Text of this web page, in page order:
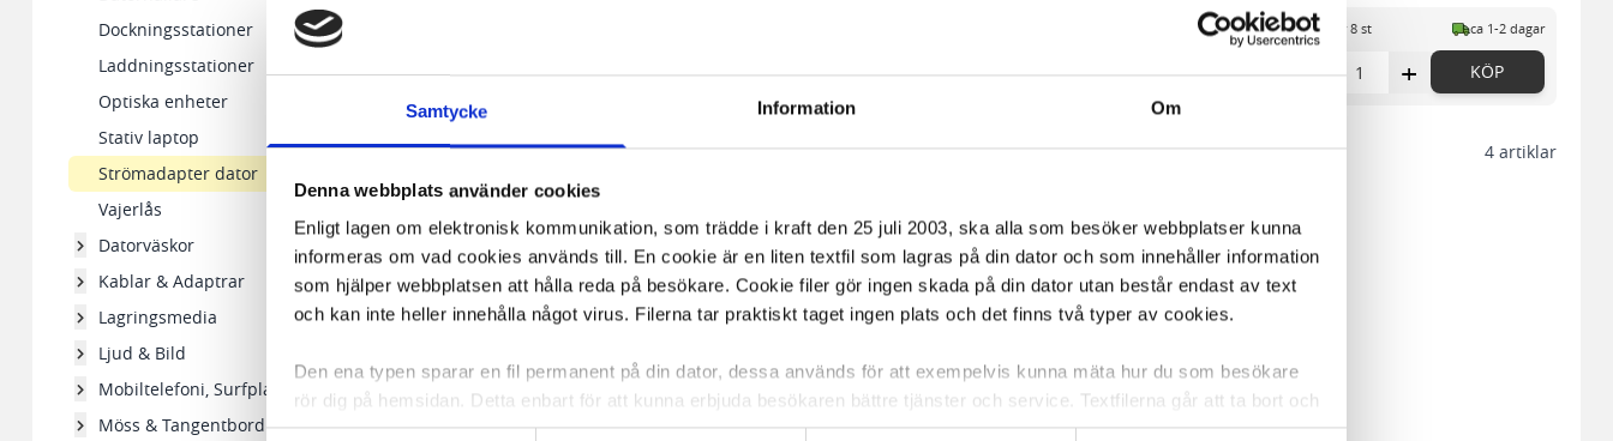
Samtycke Information Om
Denna webbplats använder cookies
Enligt lagen om elektronisk kommunikation, som trädde i kraft den 25 juli 2003, ska alla som besöker webbplatser kunna
informeras om vad cookies används till. En cookie är en liten textfil som lagras på din dator och som innehåller information
som hjälper webbplatsen att hålla reda på besökare. Cookie filer gör ingen skada på din dator utan består endast av text
och kan inte heller innehålla något virus. Filerna tar praktiskt taget ingen plats och det finns två typer av cookies.
Den ena typen sparar en fil permanent på din dator, dessa används för att exempelvis kunna mäta hur du som besökare
rör dig på hemsidan. Detta enbart för att kunna erbjuda besökaren bättre tjänster och service. Textfilerna går att ta bort och
de flesta webbläsare har funktioner för detta. Informationen som sparas på din dator är endast ett unikt nummer utan
Dockningsstationer
Laddningsstationer
Optiska enheter
Stativ laptop
Strömadapter dator
Vajerlås
Datorväskor
Kablar & Adaptrar
Lagringsmedia
Ljud & Bild
Mobiltelefoni, Surfplattor
Möss & Tangentbord
- + KÖP - + KÖP
ca 2 dagar
- + KÖP
I lager 8 st ca 1-2 dagar
- + KÖP
4 artiklar
Visa per page